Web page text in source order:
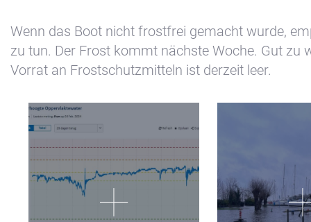
Wenn das Boot nicht frostfrei gemacht wurde,
zu tun. Der Frost kommt nächste Woche. Gut zu
Vorrat an Frostschutzmitteln ist derzeit leer.